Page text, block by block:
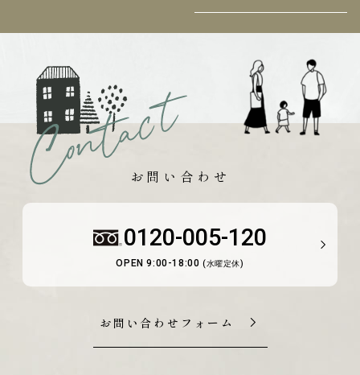
お問い合わせ
0120-005-120
OPEN 9:00-18:00 (水曜定休)
お問い合わせフォーム